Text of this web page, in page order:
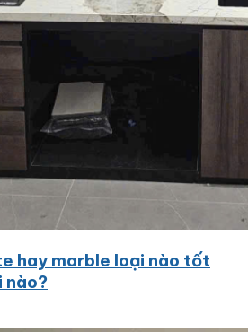
hay marble loại nào tốt
nào?